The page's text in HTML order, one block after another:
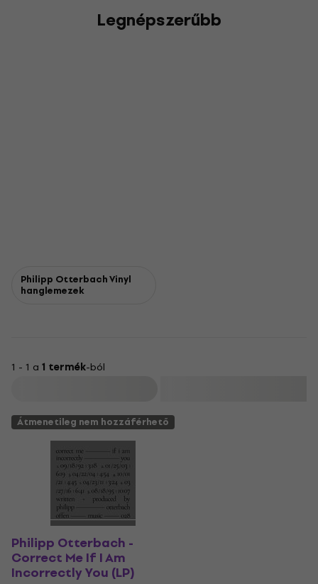
Legnépszerűbb
Philipp Otterbach Vinyl
hanglemezek
1 - 1 a 1 termék-ból
Átmenetileg nem hozzáférhető
Philipp Otterbach -
Correct Me If I Am
Incorrectly You (LP)